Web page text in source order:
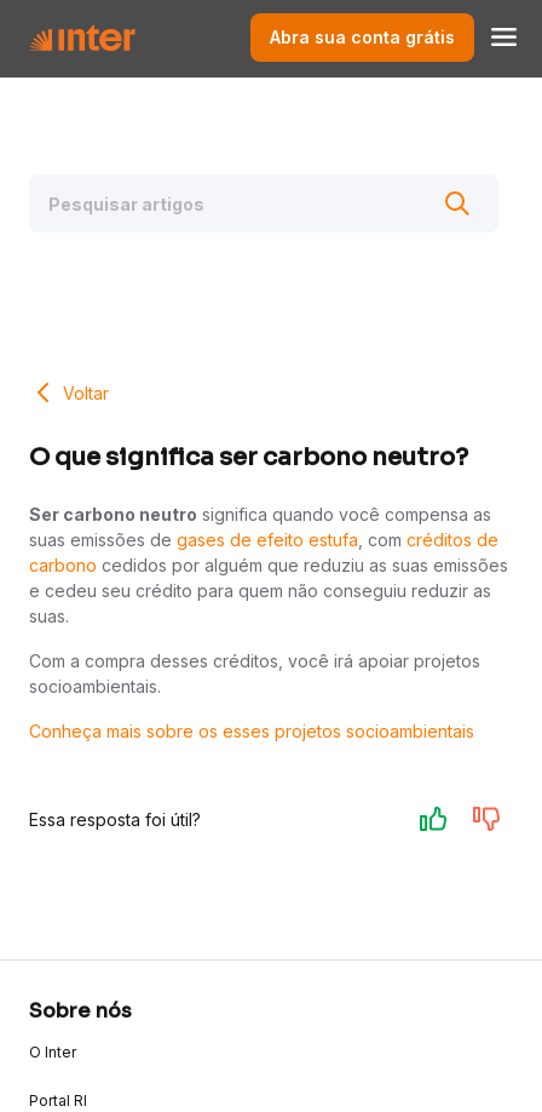
Abra sua conta grátis
Voltar
O que significa ser carbono neutro?
Ser carbono neutro significa quando você compensa as
suas emissões de gases de efeito estufa , com créditos de
carbono cedidos por alguém que reduziu as suas emissões
e cedeu seu crédito para quem não conseguiu reduzir as
suas.
Com a compra desses créditos, você irá apoiar projetos
socioambientais.
Conheça mais sobre os esses projetos socioambientais
Essa resposta foi útil?
Sobre nós
O Inter
Portal RI